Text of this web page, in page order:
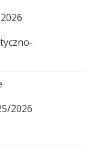
2026